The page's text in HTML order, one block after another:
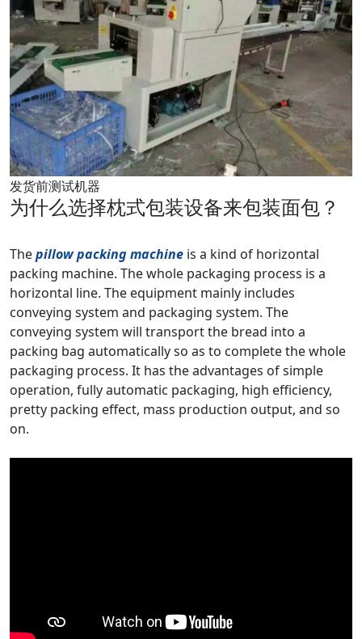
发货前测试机器
为什么选择枕式包装设备来包装面包？
Thepillow packing machine is a kind of horizontal
packing machine. The whole packaging process is a
horizontal line. The equipment mainly includes
conveying system and packaging system. The
conveying system will transport the bread into a
packing bag automatically so as to complete the whole
packaging process. It has the advantages of simple
operation, fully automatic packaging, high efficiency,
pretty packing effect, mass production output, and so
on.